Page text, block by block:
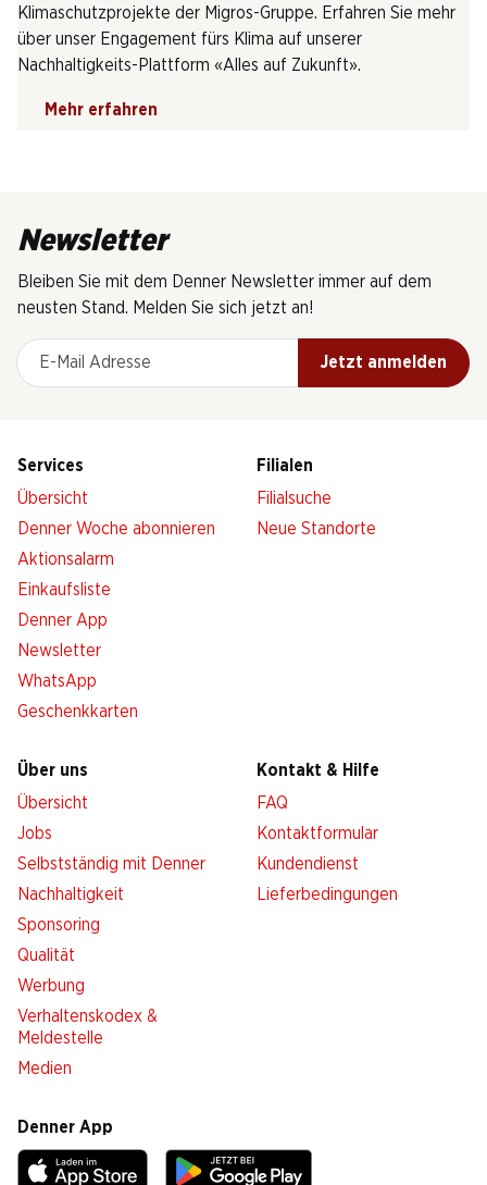
Klimaschutzprojekte der Migros-Gruppe. Erfahren Sie mehr
über unser Engagement fürs Klima auf unserer
Nachhaltigkeits-Plattform «Alles auf Zukunft».
Mehr erfahren
Newsletter
Bleiben Sie mit dem Denner Newsletter immer auf dem
neusten Stand. Melden Sie sich jetzt an!
E-Mail Adresse
Jetzt anmelden
Services
Übersicht
Denner Woche abonnieren
Aktionsalarm
Einkaufsliste
Denner App
Newsletter
WhatsApp
Geschenkkarten
Filialen
Filialsuche
Neue Standorte
Über uns
Übersicht
Jobs
Selbstständig mit Denner
Nachhaltigkeit
Sponsoring
Qualität
Werbung
Verhaltenskodex &
Meldestelle
Medien
Kontakt & Hilfe
FAQ
Kontaktformular
Kundendienst
Lieferbedingungen
Denner App